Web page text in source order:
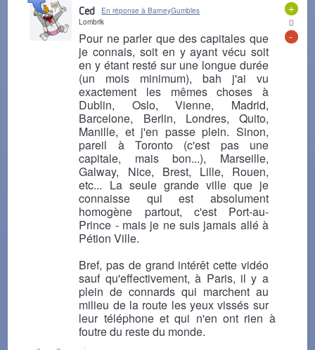
+
0
-
Ced
En réponse à BarneyGumbles
Lombrik
Pour ne parler que des capitales que
je connais, soit en y ayant vécu soit
en y étant resté sur une longue durée
(un mois minimum), bah j'ai vu
exactement les mêmes choses à
Dublin, Oslo, Vienne, Madrid,
Barcelone, Berlin, Londres, Quito,
Manille, et j'en passe plein. Sinon,
pareil à Toronto (c'est pas une
capitale, mais bon...), Marseille,
Galway, Nice, Brest, Lille, Rouen,
etc... La seule grande ville que je
connaisse qui est absolument
homogène partout, c'est Port-au-
Prince - mais je ne suis jamais allé à
Pétion Ville.
Bref, pas de grand intérêt cette vidéo
sauf qu'effectivement, à Paris, il y a
plein de connards qui marchent au
milieu de la route les yeux vissés sur
leur téléphone et qui n'en ont rien à
foutre du reste du monde.